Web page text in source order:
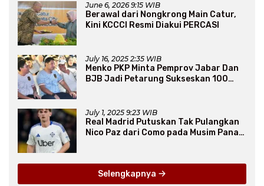
June 6, 2026 9:15 WIB
Berawal dari Nongkrong Main Catur,
Kini KCCCI Resmi Diakui PERCASI
July 16, 2025 2:35 WIB
Menko PKP Minta Pemprov Jabar Dan
BJB Jadi Petarung Sukseskan 100
July 1, 2025 9:23 WIB
Real Madrid Putuskan Tak Pulangkan
Nico Paz dari Como pada Musim Panas
Selengkapnya